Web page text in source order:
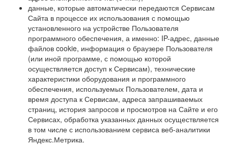
данные, которые автоматически передаются Сервисам
Сайта в процессе их использования с помощью
установленного на устройстве Пользователя
программного обеспечения, а именно: IP-адрес, данные
файлов cookie, информация о браузере Пользователя
(или иной программе, с помощью которой
осуществляется доступ к Сервисам), технические
характеристики оборудования и программного
обеспечения, используемых Пользователем, дата и
время доступа к Сервисам, адреса запрашиваемых
страниц, история запросов и просмотров на Сайте и его
Сервисах, обработка указанных данных осуществляется
в том числе с использованием сервиса веб-аналитики
Яндекс.Метрика.